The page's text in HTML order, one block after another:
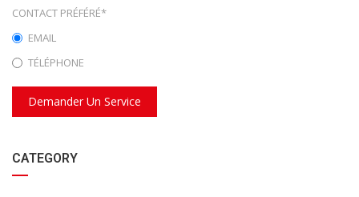
CONTACT PRÉFÉRÉ*
EMAIL
TÉLÉPHONE
Demander Un Service
CATEGORY